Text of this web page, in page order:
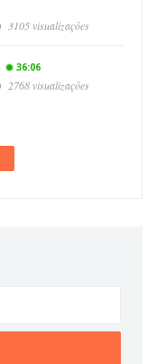
3105 visualizações
36:06
2768 visualizações